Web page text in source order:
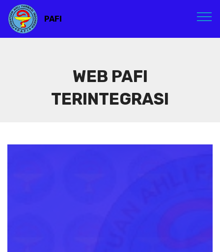
PAFI
WEB PAFI
TERINTEGRASI